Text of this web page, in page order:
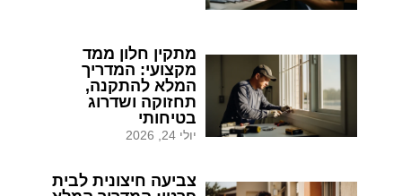
מתקין חלון ממד
מקצועי: המדריך
המלא להתקנה,
תחזוקה ושדרוג
בטיחותי
יולי 24, 2026
צביעה חיצונית לבית